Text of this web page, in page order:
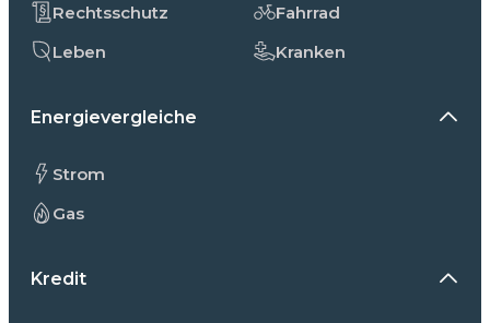
Rechtsschutz
Leben
Fahrrad
Kranken
Energievergleiche
Strom
Gas
Kredit